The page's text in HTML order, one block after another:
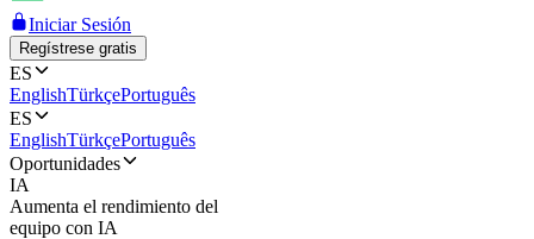
Iniciar Sesión
Regístrese gratis
ES
EnglishTürkçePortuguês
ES
EnglishTürkçePortuguês
Oportunidades
IA
Aumenta el rendimiento del
equipo con IA